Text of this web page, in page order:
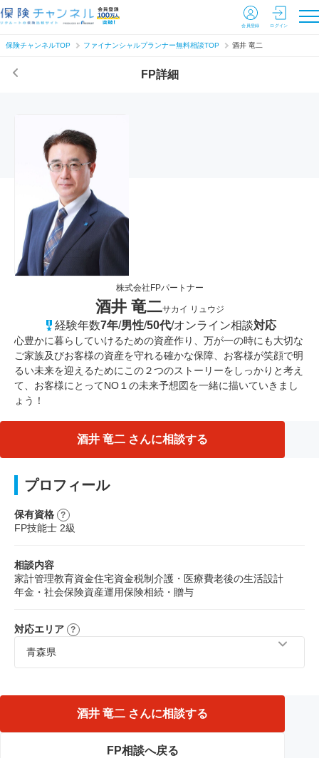
会員登録 ログイン
保険チャンネルTOP ファイナンシャルプランナー無料相談TOP 酒井 竜二
FP詳細
株式会社FPパートナー
酒井 竜二サカイ リュウジ
経験年数7年/男性/50代/オンライン相談対応
心豊かに暮らしていけるための資産作り、万が一の時にも大切な
ご家族及びお客様の資産を守れる確かな保障、お客様が笑顔で明
るい未来を迎えるためにこの２つのストーリーをしっかりと考え
て、お客様にとってNO１の未来予想図を一緒に描いていきまし
ょう！
酒井 竜二 さんに相談する
プロフィール
保有資格
FP技能士 2級
相談内容
家計管理教育資金住宅資金税制介護・医療費老後の生活設計
年金・社会保険資産運用保険相続・贈与
対応エリア
青森県
市、西津軽郡、弘前市、平川市、中津軽郡
酒井 竜二 さんに相談する
FP相談へ戻る